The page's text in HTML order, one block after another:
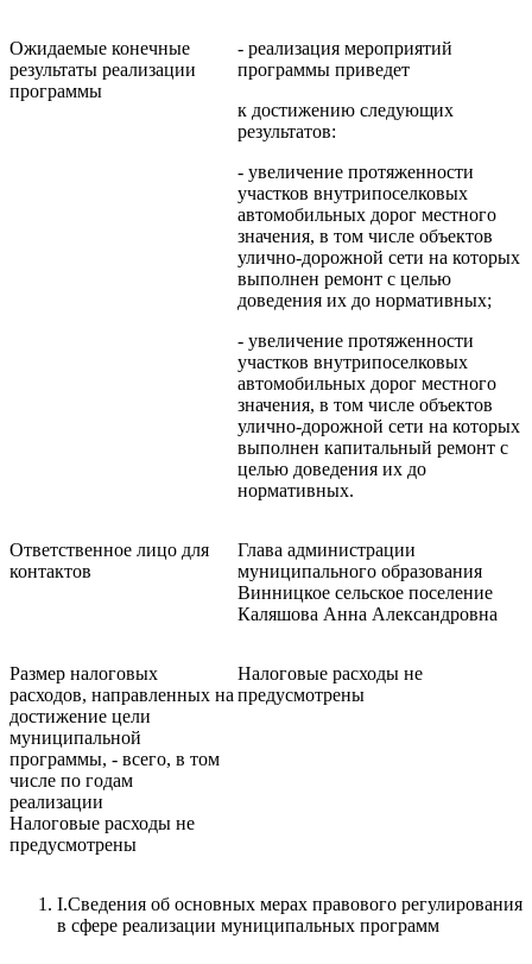
Ожидаемые конечные
результаты реализации
программы
- реализация мероприятий
программы приведет
к достижению следующих
результатов:
- увеличение протяженности
участков внутрипоселковых
автомобильных дорог местного
значения, в том числе объектов
улично-дорожной сети на которых
выполнен ремонт с целью
доведения их до нормативных;
- увеличение протяженности
участков внутрипоселковых
автомобильных дорог местного
значения, в том числе объектов
улично-дорожной сети на которых
выполнен капитальный ремонт с
целью доведения их до
нормативных.
Ответственное лицо для
контактов
Глава администрации
муниципального образования
Винницкое сельское поселение
Каляшова Анна Александровна
Размер налоговых
расходов, направленных на
достижение цели
муниципальной
программы, - всего, в том
числе по годам
реализации
Налоговые расходы не
предусмотрены
Налоговые расходы не
предусмотрены
I.Сведения об основных мерах правового регулирования
в сфере реализации муниципальных программ